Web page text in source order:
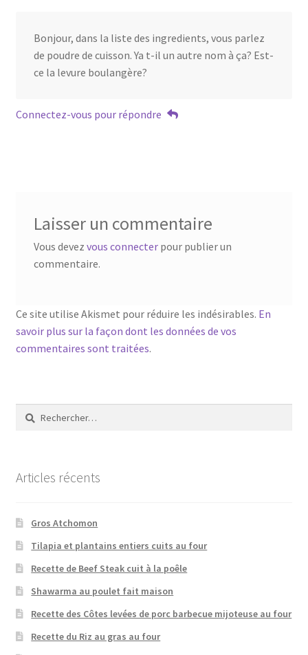
Bonjour, dans la liste des ingredients, vous parlez
de poudre de cuisson. Ya t-il un autre nom à ça? Est-
ce la levure boulangère?
Connectez-vous pour répondre
Laisser un commentaire
Vous devez vous connecterpour publier un
commentaire.
Ce site utilise Akismet pour réduire les indésirables. En
savoir plus sur la façon dont les données de vos
commentaires sont traitées.
Rechercher :
Articles récents
Gros Atchomon
Tilapia et plantains entiers cuits au four
Recette de Beef Steak cuit à la poêle
Shawarma au poulet fait maison
Recette des Côtes levées de porc barbecue mijoteuse au four
Recette du Riz au gras au four